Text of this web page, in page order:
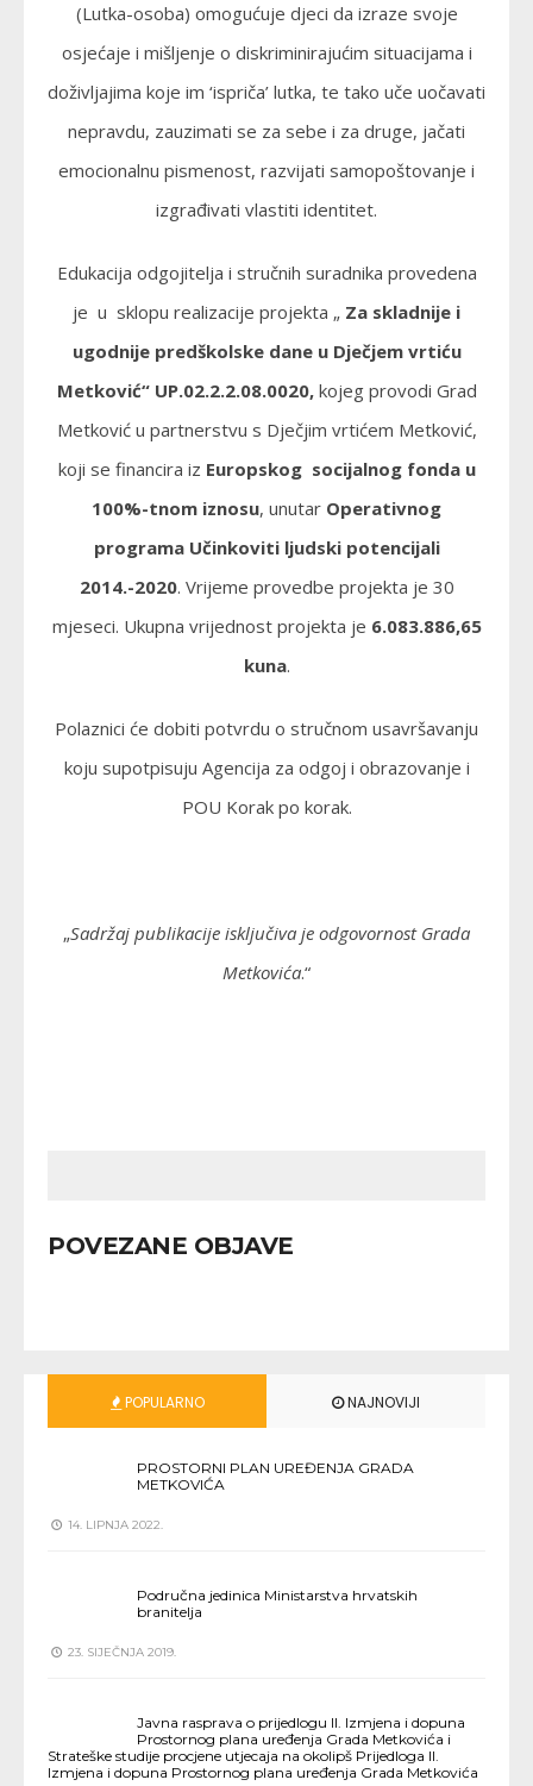
(Lutka-osoba) omogućuje djeci da izraze svoje
osjećaje i mišljenje o diskriminirajućim situacijama i
doživljajima koje im ‘ispriča’ lutka, te tako uče uočavati
nepravdu, zauzimati se za sebe i za druge, jačati
emocionalnu pismenost, razvijati samopoštovanje i
izgrađivati vlastiti identitet.
Edukacija odgojitelja i stručnih suradnika provedena
je u sklopu realizacije projekta „ Za skladnije i
ugodnije predškolske dane u Dječjem vrtiću
Metković“ UP.02.2.2.08.0020,kojeg provodi Grad
Metković u partnerstvu s Dječjim vrtićem Metković,
koji se financira iz Europskog socijalnog fonda u
100%-tnom iznosu, unutar Operativnog
programa Učinkoviti ljudski potencijali
2014.-2020. Vrijeme provedbe projekta je 30
mjeseci. Ukupna vrijednost projekta je 6.083.886,65
kuna.
Polaznici će dobiti potvrdu o stručnom usavršavanju
koju supotpisuju Agencija za odgoj i obrazovanje i
POU Korak po korak.
„Sadržaj publikacije isključiva je odgovornost Grada
Metkovića.“
POVEZANE OBJAVE
POPULARNO NAJNOVIJI
PROSTORNI PLAN UREĐENJA GRADA
METKOVIĆA
14. LIPNJA 2022.
Područna jedinica Ministarstva hrvatskih
branitelja
23. SIJEČNJA 2019.
Javna rasprava o prijedlogu II. Izmjena i dopuna
Prostornog plana uređenja Grada Metkovića i
Strateške studije procjene utjecaja na okolipš Prijedloga II.
Izmjena i dopuna Prostornog plana uređenja Grada Metkovića